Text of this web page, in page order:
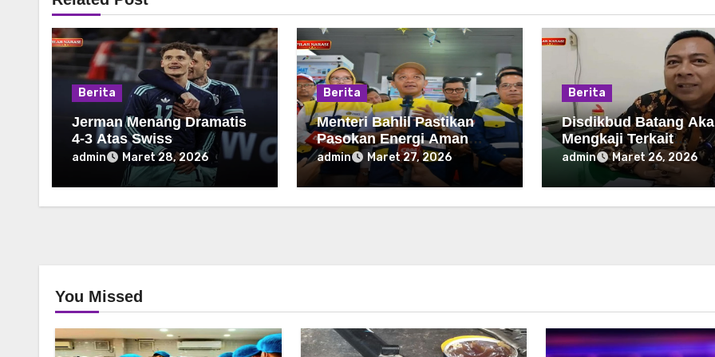
Berita
Jerman Menang Dramatis
4-3 Atas Swiss
admin Maret 28, 2026
Berita
Menteri Bahlil Pastikan
Pasokan Energi Aman
Pada Arus Balik Lebaran
admin Maret 27, 2026
Berita
Disdikbud Batang
Mengkaji Terkait
Pembelajaran Daring
admin Maret 26, 2026
You Missed